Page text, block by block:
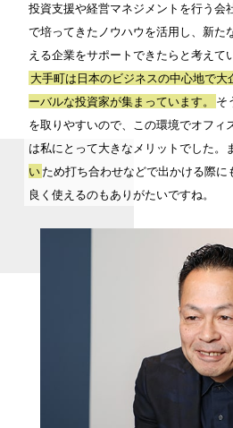
投資支援や経営マネジメントを行う会
で培ってきたノウハウを活用し、新た
える企業をサポートできたらと考えて
大手町は日本のビジネスの中心地で大
ーバルな投資家が集まっています。
そ
を取りやすいので、この環境でオフィ
は私にとって大きなメリットでした。
いため打ち合わせなどで出かける際
良く使えるのもありがたいですね。